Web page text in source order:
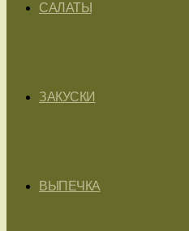
САЛАТЫ
ЗАКУСКИ
ВЫПЕЧКА